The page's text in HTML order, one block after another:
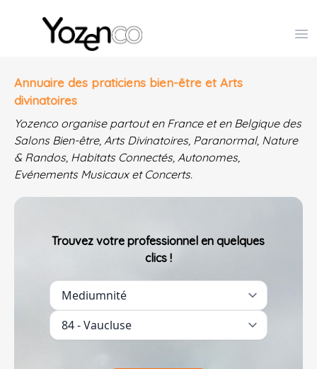
Yozenco - Organisateur de Salons, Evénements et
Annuaire des praticiens bien-être et Arts
divinatoires
Yozenco organise partout en France et en Belgique des
Salons Bien-être, Arts Divinatoires, Paranormal, Nature
& Randos, Habitats Connectés, Autonomes,
Evénements Musicaux et Concerts.
Trouvez votre professionnel en quelques
clics !